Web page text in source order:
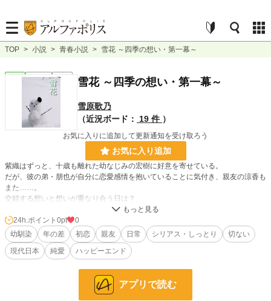
TOP > 小説 > 青春小説 > 雪花 ～四季の想い・第一幕～
連載中 長編 雪花 ～四季の想い・第一幕～
雪原歌乃
（近況ボード：
19 件 ）
お気に入りに追加して更新通知を受け取ろう
お気に入り追加
紫織はずっと、十歳も離れた幼なじみの宏樹に好意を寄せている。
だが、彼の弟・朋也が自分に恋愛感情を抱いていることに気付き、親友の涼香も
また……。
交錯する想いと想いが重なり合う日は？
※※※
時代設定は1990年代となっております。そのため、現在と比べると違和感を覚
えられる点が多々あるかと思います。ご了承下さいませ。
228,870 位 / 228,870 件
7,923 位 / 7,923 件
24h.ポイント 0pt
0
幼馴染
年の差 初恋 親友 日常 シリアス・しっとり
切ない
現代日本
純愛 ハッピーエンド
アプリで読む